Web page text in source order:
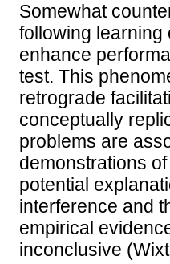
Somewhat
following learning
enhance
test. This
retrograde
conceptually
problems are
demonstrations
potential
interference and
empirical
inconclusive